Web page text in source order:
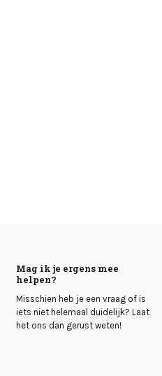
Mag ik je ergens mee
helpen?
Misschien heb je een vraag of is
iets niet helemaal duidelijk? Laat
het ons dan gerust weten!